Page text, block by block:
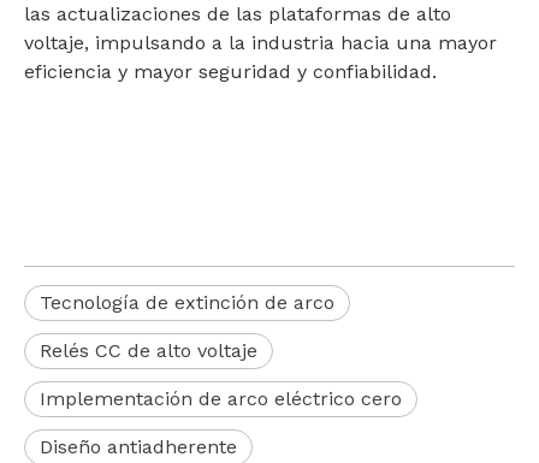
las actualizaciones de las plataformas de alto
voltaje, impulsando a la industria hacia una mayor
eficiencia y mayor seguridad y confiabilidad.
Tecnología de extinción de arco
Relés CC de alto voltaje
Implementación de arco eléctrico cero
Diseño antiadherente